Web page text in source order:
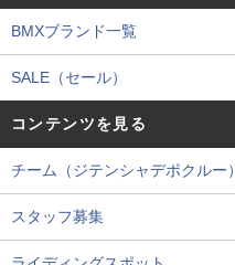
BMXブランド一覧
SALE（セール）
コンテンツを見る
チーム（ジテンシャデポクルー）
スタッフ募集